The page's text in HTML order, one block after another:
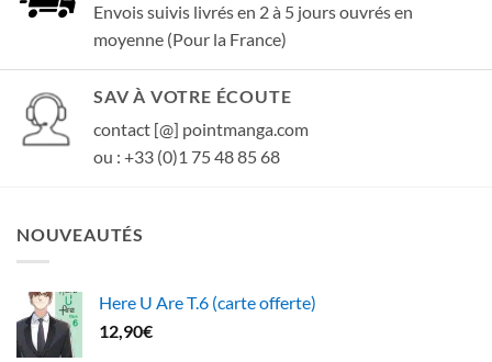
Envois suivis livrés en 2 à 5 jours ouvrés en
moyenne (Pour la France)
SAV À VOTRE ÉCOUTE
contact [@] pointmanga.com
ou : +33 (0)1 75 48 85 68
NOUVEAUTÉS
Here U Are T.6 (carte offerte)
12,90€